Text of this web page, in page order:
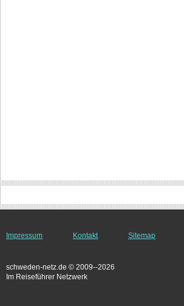
Impressum Kontakt Sitemap
schweden-netz.de © 2009--2026
Im Reiseführer Netzwerk